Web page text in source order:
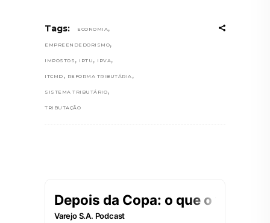
Tags: ECONOMIA ,
EMPREENDEDORISMO,
IMPOSTOS , IPTU , IPVA ,
ITCMD , REFORMA TRIBUTÁRIA ,
SISTEMA TRIBUTÁRIO,
TRIBUTAÇÃO